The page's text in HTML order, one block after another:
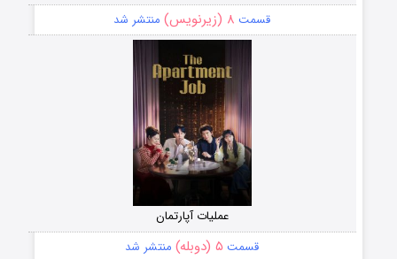
قسمت ۸ (زیرنویس) منتشر شد
عملیات آپارتمان
قسمت ۵ (دوبله) منتشر شد